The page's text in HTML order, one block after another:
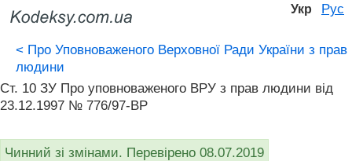
Укр Рус
< Про Уповноваженого Верховної Ради України з прав
людини
Ст. 10 ЗУ Про уповноваженого ВРУ з прав людини вiд
23.12.1997 № 776/97-ВР
Чинний зі змінами. Перевірено 08.07.2019